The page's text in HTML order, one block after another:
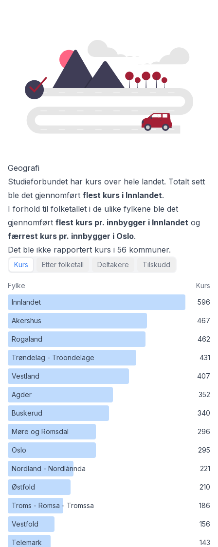
Geografi
Studieforbundet har kurs over hele landet. Totalt sett
ble det gjennomført flest kurs i Innlandet.
I forhold til folketallet i de ulike fylkene ble det
gjennomført flest kurs pr. innbygger i Innlandet og
færrest kurs pr. innbygger i Oslo.
Det ble ikke rapportert kurs i 56 kommuner.
Kurs Etter folketall Deltakere Tilskudd
Fylke
Kurs
Innlandet
Akershus
Rogaland
Trøndelag - Trööndelage
Vestland
Agder
Buskerud
Møre og Romsdal
Oslo
Nordland - Nordlánnda
Østfold
Troms - Romsa - Tromssa
Vestfold
Telemark
596
467
462
431
407
352
340
296
295
221
210
186
156
143